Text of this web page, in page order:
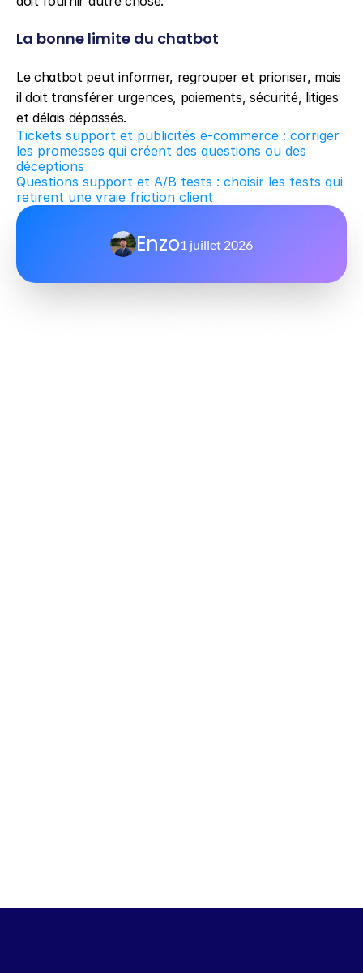
La bonne limite du chatbot
Le chatbot peut informer, regrouper et prioriser, mais
il doit transférer urgences, paiements, sécurité, litiges
et délais dépassés.
Tickets support et publicités e-commerce : corriger
les promesses qui créent des questions ou des
déceptions
Questions support et A/B tests : choisir les tests qui
retirent une vraie friction client
Enzo1 juillet 2026